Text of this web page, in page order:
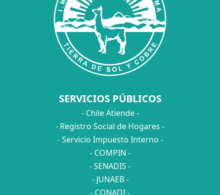
SERVICIOS PÚBLICOS
- Chile Atiende -
- Registro Social de Hogares -
- Servicio Impuesto Interno -
- COMPIN -
- SENADIS -
- JUNAEB -
- CONADI -